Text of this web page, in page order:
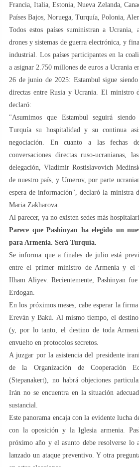
Francia, Italia, Estonia, Nueva Zelanda,
Países Bajos, Noruega, Turquía, Polonia,
Todos estos países suministran a Ucrania,
drones y sistemas de guerra electrónica, y
industrial. Los países participantes en la
a asignar 2.750 millones de euros a Ucrania
26 de junio de 2025: Estambul sigue siendo
directas entre Rusia y Ucrania. El ministro
declaró:
"Asumimos que Estambul seguirá
Turquía su hospitalidad y su continua
negociación. En cuanto a las fechas
conversaciones directas ruso-ucranianas,
delegación, Vladimir Rostislavovich
de nuestro país, y Umerov, por parte
espera de información", declaró la ministra
Maria Zakharova.
Al parecer, ya no existen sedes más
Parece que Pashinyan ha elegido un
para Armenia. Será Turquía.
Se informa que a finales de julio está
entre el primer ministro de Armenia y el
Ilham Aliyev. Recientemente, Pashinyan
Erdogan.
En los próximos meses, cabe esperar la
Ereván y Bakú. Al mismo tiempo, el
(y, por lo tanto, el destino de toda
envuelto en protocolos secretos.
A juzgar por la asistencia del presidente
de la Organización de Cooperación
(Stepanakert), no habrá objeciones
Irán no se encuentra en la situación
sustancial.
Este panorama encaja con la evidente lucha
con la oposición y la Iglesia armenia.
próximo año y el asunto debe resolverse lo
lanzado un ataque preventivo. Y otra